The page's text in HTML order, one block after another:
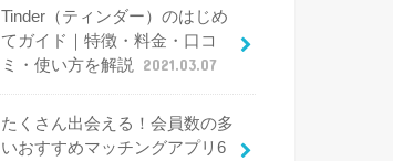
Tinder（ティンダー）のはじめ
てガイド｜特徴・料金・口コ
ミ・使い方を解説
2021.03.07
たくさん出会える！会員数の多
いおすすめマッチングアプリ6